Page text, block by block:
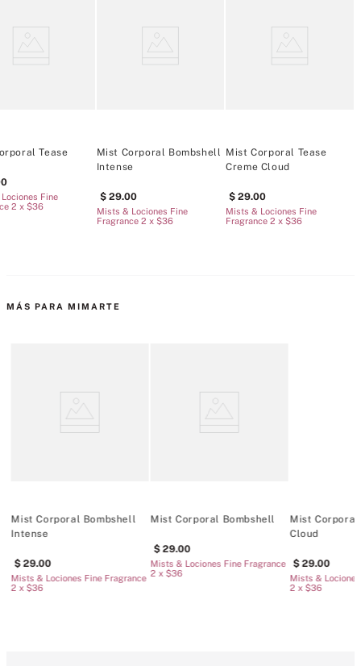
Tipo de fragancia: Floral cálida
Tease
Fine
2 x $36
Mist Corporal Bombshell
Intense
29.00
Mists & Lociones Fine
Fragrance 2 x $36
Mist Corporal Tease
Creme Cloud
29.00
Mists & Lociones Fine
Fragrance 2 x $36
MÁS PARA MIMARTE
Mist Corporal Bombshell
Intense
29.00
Mists & Lociones Fine Fragrance
2 x $36
Mist Corporal Bombshell
29.00
Mists & Lociones Fine Fragrance
2 x $36
Mist Corporal
Cloud
29.00
Mists &
2 x $36